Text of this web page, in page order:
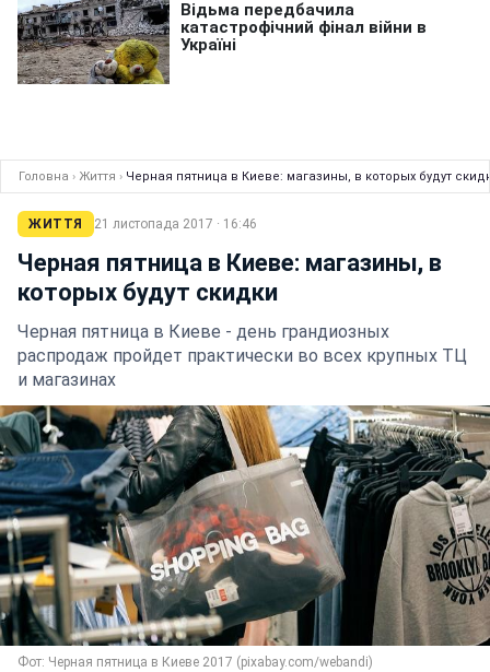
Головна › Життя › Черная пятница в Киеве: магазины, в которых будут
ЖИТТЯ 21 листопада 2017 · 16:46
Черная пятница в Киеве: магазины, в
которых будут скидки
Черная пятница в Киеве - день грандиозных
распродаж пройдет практически во всех крупных ТЦ
и магазинах
Фот: Черная пятница в Киеве 2017 (pixabay.com/webandi)